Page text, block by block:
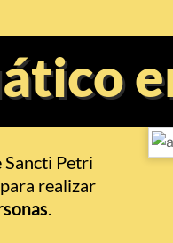
Sancti Petri
realizar
.